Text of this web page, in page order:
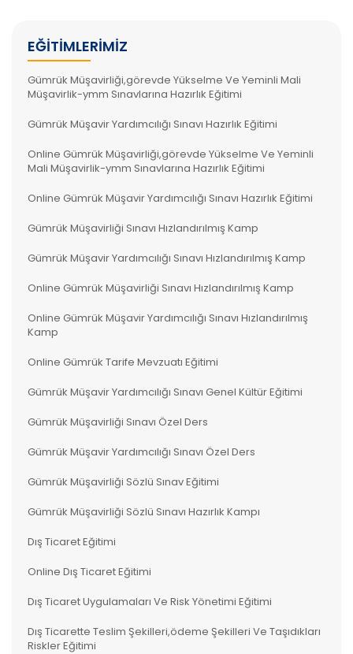
EĞITIMLERIMIZ
Gümrük Müşavirliği,görevde Yükselme Ve Yeminli Mali
Müşavirlik-ymm Sınavlarına Hazırlık Eğitimi
Gümrük Müşavir Yardımcılığı Sınavı Hazırlık Eğitimi
Online Gümrük Müşavirliği,görevde Yükselme Ve Yeminli
Mali Müşavirlik-ymm Sınavlarına Hazırlık Eğitimi
Online Gümrük Müşavir Yardımcılığı Sınavı Hazırlık Eğitimi
Gümrük Müşavirliği Sınavı Hızlandırılmış Kamp
Gümrük Müşavir Yardımcılığı Sınavı Hızlandırılmış Kamp
Online Gümrük Müşavirliği Sınavı Hızlandırılmış Kamp
Online Gümrük Müşavir Yardımcılığı Sınavı Hızlandırılmış
Kamp
Online Gümrük Tarife Mevzuatı Eğitimi
Gümrük Müşavir Yardımcılığı Sınavı Genel Kültür Eğitimi
Gümrük Müşavirliği Sınavı Özel Ders
Gümrük Müşavir Yardımcılığı Sınavı Özel Ders
Gümrük Müşavirliği Sözlü Sınav Eğitimi
Gümrük Müşavirliği Sözlü Sınavı Hazırlık Kampı
Dış Ticaret Eğitimi
Online Dış Ticaret Eğitimi
Dış Ticaret Uygulamaları Ve Risk Yönetimi Eğitimi
Dış Ticarette Teslim Şekilleri,ödeme Şekilleri Ve Taşıdıkları
Riskler Eğitimi